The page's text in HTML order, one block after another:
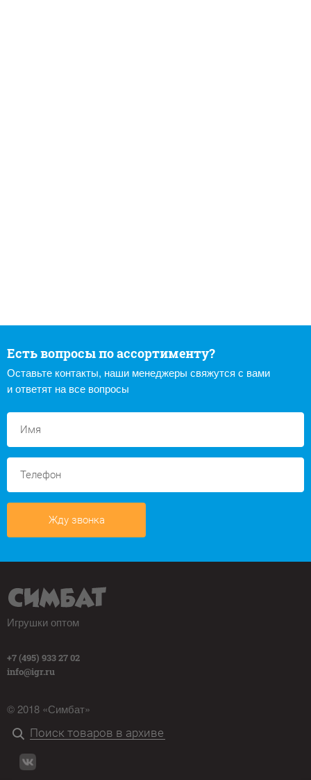
Есть вопросы по ассортименту?
Оставьте контакты, наши менеджеры свяжутся с вами
и ответят на все вопросы
Жду звонка
Игрушки оптом
+7 (495) 933 27 02
info@igr.ru
© 2018 «Симбат»